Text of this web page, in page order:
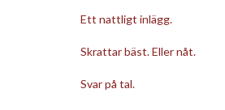
Ett nattligt inlägg.
Skrattar bäst. Eller nåt.
Svar på tal.